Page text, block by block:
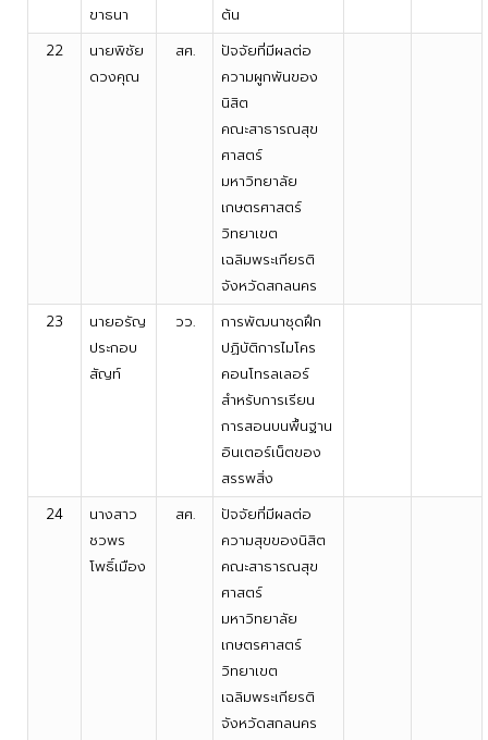
ขาธนา
ต้น
22
นายพิชัย
ดวงคุณ
สศ.
ปัจจัยที่มีผลต่อ
ความผูกพันของ
นิสิต
คณะสาธารณสุข
ศาสตร์
มหาวิทยาลัย
เกษตรศาสตร์
วิทยาเขต
เฉลิมพระเกียรติ
จังหวัดสกลนคร
23
นายอรัญ
ประกอบ
สัญท์
วว.
การพัฒนาชุดฝึก
ปฏิบัติการไมโคร
คอนโทรลเลอร์
สำหรับการเรียน
การสอนบนพื้นฐาน
อินเตอร์เน็ตของ
สรรพสิ่ง
24
นางสาว
ชวพร
โพธิ์เมือง
สศ.
ปัจจัยที่มีผลต่อ
ความสุขของนิสิต
คณะสาธารณสุข
ศาสตร์
มหาวิทยาลัย
เกษตรศาสตร์
วิทยาเขต
เฉลิมพระเกียรติ
จังหวัดสกลนคร